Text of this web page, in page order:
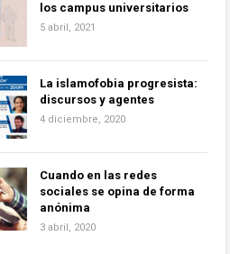
los campus universitarios
5 abril, 2021
La islamofobia progresista:
discursos y agentes
4 diciembre, 2020
Cuando en las redes
sociales se opina de forma
anónima
3 abril, 2020